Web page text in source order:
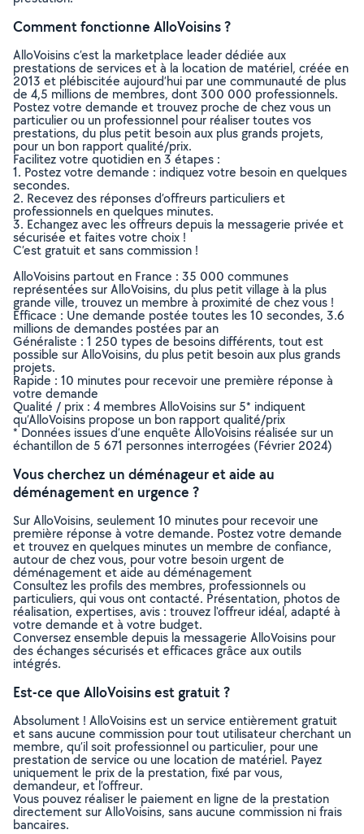
Comment fonctionne AlloVoisins ?
AlloVoisins c’est la marketplace leader dédiée aux
prestations de services et à la location de matériel, créée en
2013 et plébiscitée aujourd’hui par une communauté de plus
de 4,5 millions de membres, dont 300 000 professionnels.
Postez votre demande et trouvez proche de chez vous un
particulier ou un professionnel pour réaliser toutes vos
prestations, du plus petit besoin aux plus grands projets,
pour un bon rapport qualité/prix.
Facilitez votre quotidien en 3 étapes :
1. Postez votre demande : indiquez votre besoin en quelques
secondes.
2. Recevez des réponses d’offreurs particuliers et
professionnels en quelques minutes.
3. Echangez avec les offreurs depuis la messagerie privée et
sécurisée et faites votre choix !
C’est gratuit et sans commission !
AlloVoisins partout en France : 35 000 communes
représentées sur AlloVoisins, du plus petit village à la plus
grande ville, trouvez un membre à proximité de chez vous !
Efficace : Une demande postée toutes les 10 secondes, 3.6
millions de demandes postées par an
Généraliste : 1 250 types de besoins différents, tout est
possible sur AlloVoisins, du plus petit besoin aux plus grands
projets.
Rapide : 10 minutes pour recevoir une première réponse à
votre demande
Qualité / prix : 4 membres AlloVoisins sur 5* indiquent
qu’AlloVoisins propose un bon rapport qualité/prix
* Données issues d’une enquête AlloVoisins réalisée sur un
échantillon de 5 671 personnes interrogées (Février 2024)
Vous cherchez un déménageur et aide au
déménagement en urgence ?
Sur AlloVoisins, seulement 10 minutes pour recevoir une
première réponse à votre demande. Postez votre demande
et trouvez en quelques minutes un membre de confiance,
autour de chez vous, pour votre besoin urgent de
déménagement et aide au déménagement
Consultez les profils des membres, professionnels ou
particuliers, qui vous ont contacté. Présentation, photos de
réalisation, expertises, avis : trouvez l'offreur idéal, adapté à
votre demande et à votre budget.
Conversez ensemble depuis la messagerie AlloVoisins pour
des échanges sécurisés et efficaces grâce aux outils
intégrés.
Est-ce que AlloVoisins est gratuit ?
Absolument ! AlloVoisins est un service entièrement gratuit
et sans aucune commission pour tout utilisateur cherchant un
membre, qu’il soit professionnel ou particulier, pour une
prestation de service ou une location de matériel. Payez
uniquement le prix de la prestation, fixé par vous,
demandeur, et l’offreur.
Vous pouvez réaliser le paiement en ligne de la prestation
directement sur AlloVoisins, sans aucune commission ni frais
bancaires.